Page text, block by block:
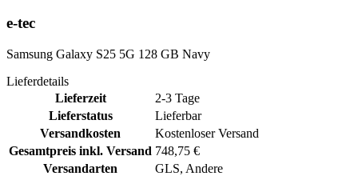
e-tec
Samsung Galaxy S25 5G 128 GB Navy
Lieferdetails
Lieferzeit
2-3 Tage
Lieferstatus
Lieferbar
Versandkosten
Kostenloser Versand
Gesamtpreis inkl. Versand 748,75 €
Versandarten
GLS, Andere